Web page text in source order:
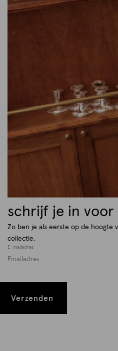
schrijf je in
Zo ben je als eerste op de hoogte
collectie.
E-mailadres
Verzenden